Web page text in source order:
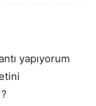
yapıyorum